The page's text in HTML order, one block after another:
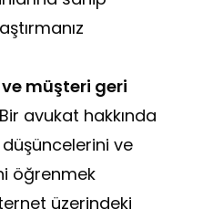
müşteri geri
Bir avukat hakkında
düşüncelerini ve
öğrenmek
üzerindeki